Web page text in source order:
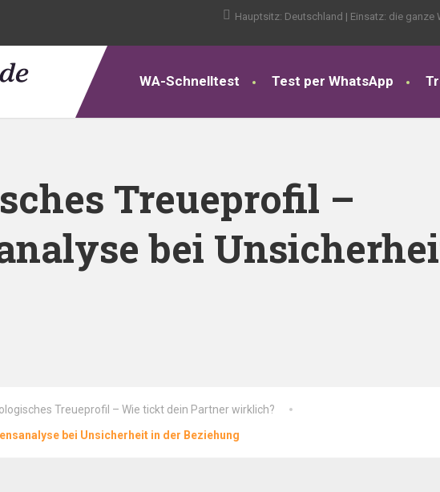
Hauptsitz: Deutschland | Einsatz: die ganze
WA-Schnelltest Test per WhatsApp
Treueprofil –
bei
Treueprofil – Wie tickt dein Partner wirklich?
bei Unsicherheit in der Beziehung